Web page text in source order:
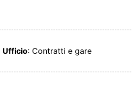
Ufficio: Contratti e gare